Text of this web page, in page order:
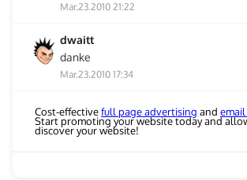
Mar.23.2010 21:22
dwaitt
danke
Mar.23.2010 17:34
Cost-effectivefull page advertising and
Start promoting your website today and
discover your website!